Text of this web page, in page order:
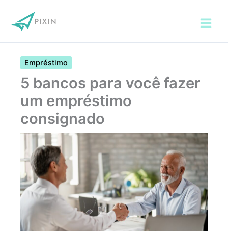
para
Empréstimo
5 bancos para você fazer
um empréstimo
consignado